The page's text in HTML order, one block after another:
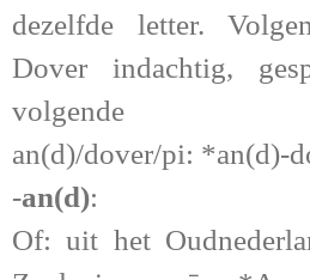
dezelfde letter.
Dover indachtig,
volgende
an(d)/dover/pi: *an(d)-
-an(d):
Of: uit het